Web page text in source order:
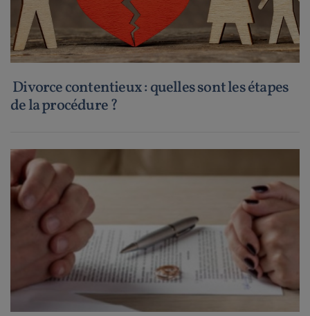
Divorce contentieux : quelles sont les étapes
de la procédure ?